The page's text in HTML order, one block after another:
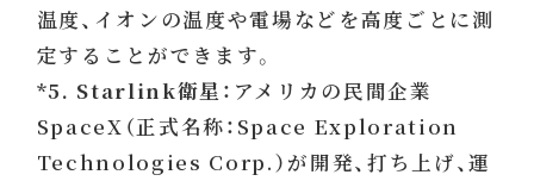
温度、イオンの温度や電場などを高度ごとに測
定することができます。
*5. Starlink衛星： アメリカの民間企業
SpaceX（正式名称：Space Exploration
Technologies Corp.）が開発、打ち上げ、運